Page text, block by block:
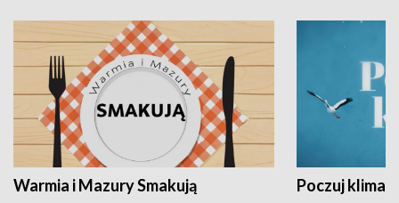
Warmia i Mazury Smakują Poczuj klimat